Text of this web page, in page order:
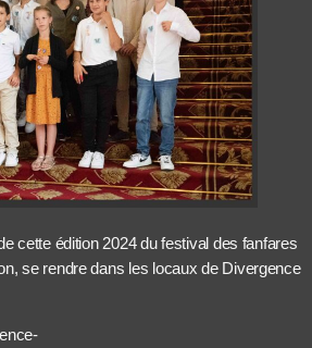
cette édition 2024 du festival des fanfares
se rendre dans les locaux de Divergence